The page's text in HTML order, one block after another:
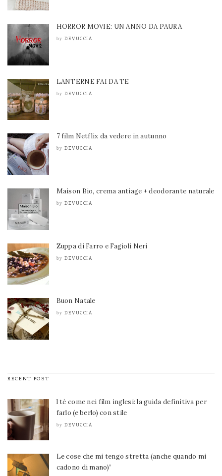
HORROR MOVIE: UN ANNO DA PAURA
by DEVUCCIA
LANTERNE FAI DA TE
by DEVUCCIA
7 film Netflix da vedere in autunno
by DEVUCCIA
Maison Bio, crema antiage + deodorante naturale
by DEVUCCIA
Zuppa di Farro e Fagioli Neri
by DEVUCCIA
Buon Natale
by DEVUCCIA
RECENT POST
l tè come nei film inglesi: la guida definitiva per
farlo (e berlo) con stile
by DEVUCCIA
Le cose che mi tengo stretta (anche quando mi
cadono di mano)”